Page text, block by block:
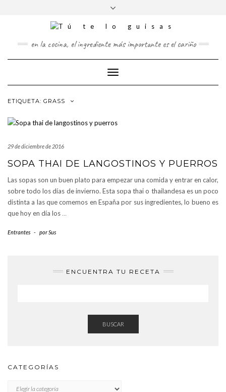
TWITTERPINTEREST
cabecera
en la cocina, el ingrediente más importante es el cariño
Cambiar
modo
ETIQUETA: GRASS
29 de diciembre de 2016
SOPA THAI DE LANGOSTINOS Y PUERROS
Las sopas son un buen plato para empezar una comida y entrar en calor,
sobre todo los días de invierno. Esta sopa thai o thailandesa es un poco
distinta a las que comemos en España por sus ingredientes, lo bueno es
que hoy en día los …
Entrantes - porSus
ENCUENTRA TU RECETA
BUSCAR
CATEGORÍAS